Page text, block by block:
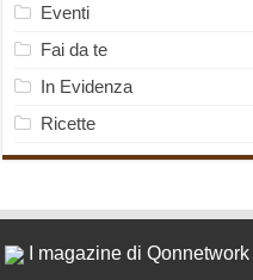
Eventi
Fai da te
In Evidenza
Ricette
I magazine di Qonnetwork